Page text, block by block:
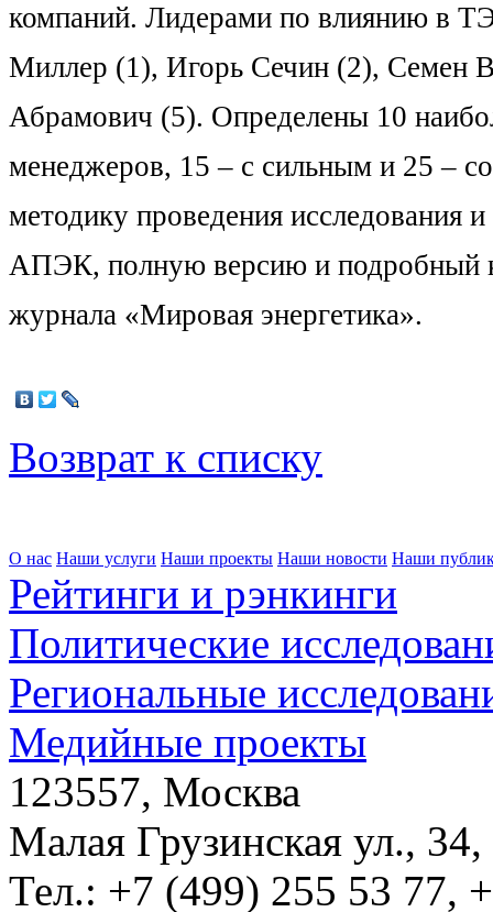
компаний. Лидерами по влиянию в
Миллер (1), Игорь Сечин (2), Семен
Абрамович (5). Определены 10
менеджеров, 15 – с сильным и 25 –
методику проведения исследования
АПЭК, полную версию и подробный
журнала «Мировая энергетика».
Возврат к списку
О нас Наши услуги Наши проекты Наши новости Наши
Рейтинги и рэнкинги
Политические
Региональные
Медийные проекты
123557, Москва
Малая Грузинская ул.,
Тел.: +7 (499) 255 53 77,